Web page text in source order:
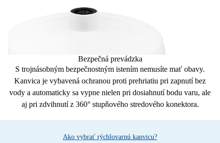
Bezpečná prevádzka
S trojnásobným bezpečnostným istením nemusíte mať obavy.
Kanvica je vybavená ochranou proti prehriatiu pri zapnutí bez
vody a automaticky sa vypne nielen pri dosiahnutí bodu varu, ale
aj pri zdvihnutí z 360° stupňového stredového konektora.
Ako vybrať rýchlovarnú kanvicu?